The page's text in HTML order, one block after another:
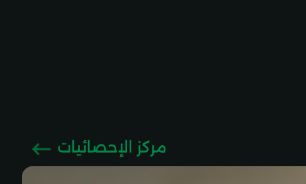
مركز الإحصائيات